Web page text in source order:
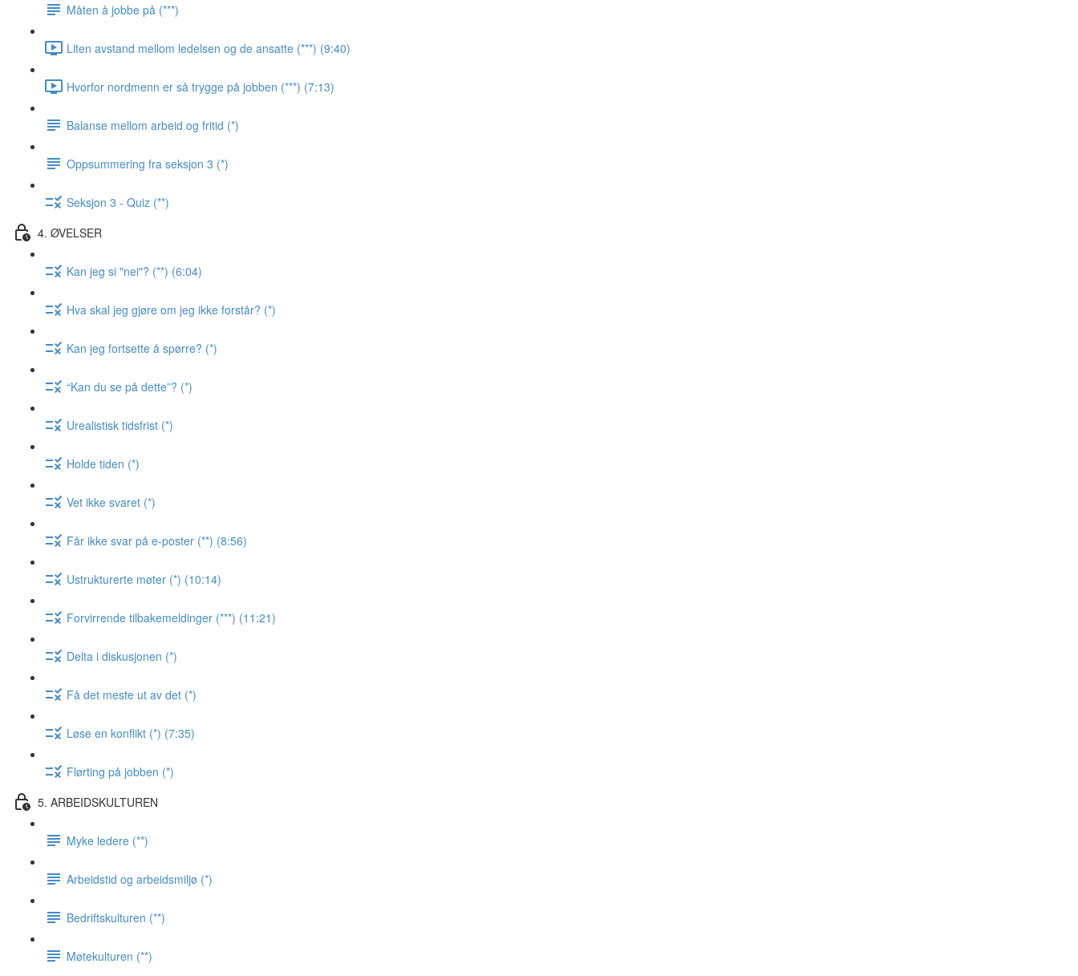
Måten å jobbe på (***)
Liten avstand mellom ledelsen og de ansatte (***) (9:40)
Hvorfor nordmenn er så trygge på jobben (***) (7:13)
Balanse mellom arbeid og fritid (*)
Oppsummering fra seksjon 3 (*)
Seksjon 3 - Quiz (**)
4. ØVELSER
Kan jeg si "nei"? (**) (6:04)
Hva skal jeg gjøre om jeg ikke forstår? (*)
Kan jeg fortsette å spørre? (*)
“Kan du se på dette”? (*)
Urealistisk tidsfrist (*)
Holde tiden (*)
Vet ikke svaret (*)
Får ikke svar på e-poster (**) (8:56)
Ustrukturerte møter (*) (10:14)
Forvirrende tilbakemeldinger (***) (11:21)
Delta i diskusjonen (*)
Få det meste ut av det (*)
Løse en konflikt (*) (7:35)
Flørting på jobben (*)
5. ARBEIDSKULTUREN
Myke ledere (**)
Arbeidstid og arbeidsmiljø (*)
Bedriftskulturen (**)
Møtekulturen (**)